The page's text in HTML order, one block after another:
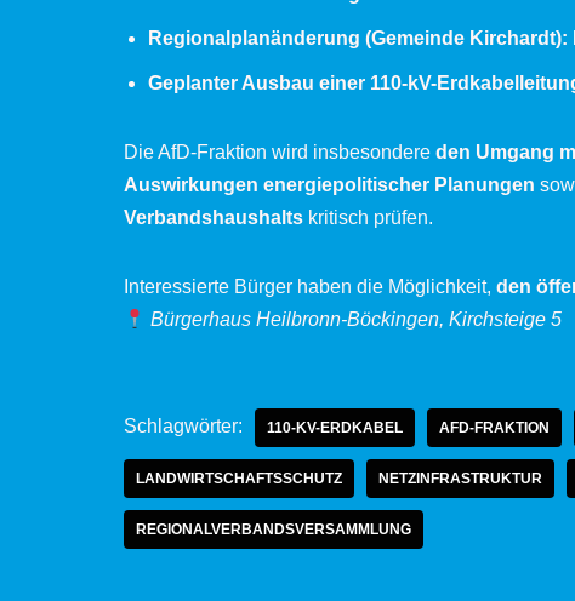
Regionalplanänderung (Gemeinde
Geplanter Ausbau einer 110-kV-
Die AfD-Fraktion wird insbesondere den Umgang
Auswirkungen energiepolitischer Planungen
Verbandshaushalts kritisch prüfen.
Interessierte Bürger haben die Möglichkeit, den
Bürgerhaus Heilbronn-Böckingen, Kirchsteige 5
Schlagwörter: 110-KV-ERDKABEL AFD-FRAKTION
LANDWIRTSCHAFTSSCHUTZ NETZINFRASTRUKTUR
REGIONALVERBANDSVERSAMMLUNG